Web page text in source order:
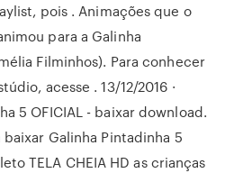
pois . Animações que o
para a Galinha
Filminhos). Para conhecer
acesse . 13/12/2016 ·
5 OFICIAL - baixar download.
Galinha Pintadinha 5
TELA CHEIA HD as crianças